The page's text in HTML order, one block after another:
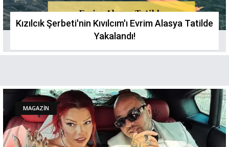
Kızılcık Şerbeti'nin Kıvılcım'ı Evrim Alasya Tatilde
Yakalandı!
MAGAZİN